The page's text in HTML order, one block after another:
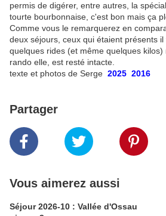
permis de digérer, entre autres, la
tourte bourbonnaise, c'est bon mais ça
Comme vous le remarquerez en
deux séjours, ceux qui étaient présents
quelques rides (et même quelques kilos)
rando elle, est resté intacte.
texte et photos de Serge 2025 2016
Partager
Vous aimerez aussi
Séjour 2026-10 : Vallée d'Ossau